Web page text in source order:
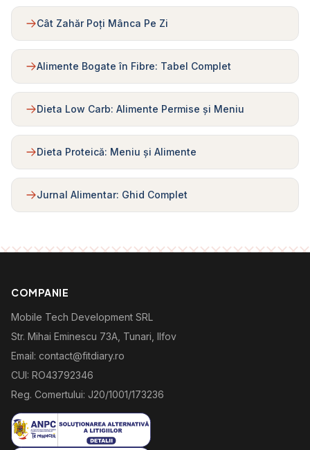
Cât Zahăr Poți Mânca Pe Zi
Alimente Bogate în Fibre: Tabel Complet
Dieta Low Carb: Alimente Permise și Meniu
Dieta Proteică: Meniu și Alimente
Jurnal Alimentar: Ghid Complet
COMPANIE
Mobile Tech Development SRL
Str. Mihai Eminescu 73A, Tunari, Ilfov
Email: contact@fitdiary.ro
CUI: RO43792346
Reg. Comertului: J20/1001/173236